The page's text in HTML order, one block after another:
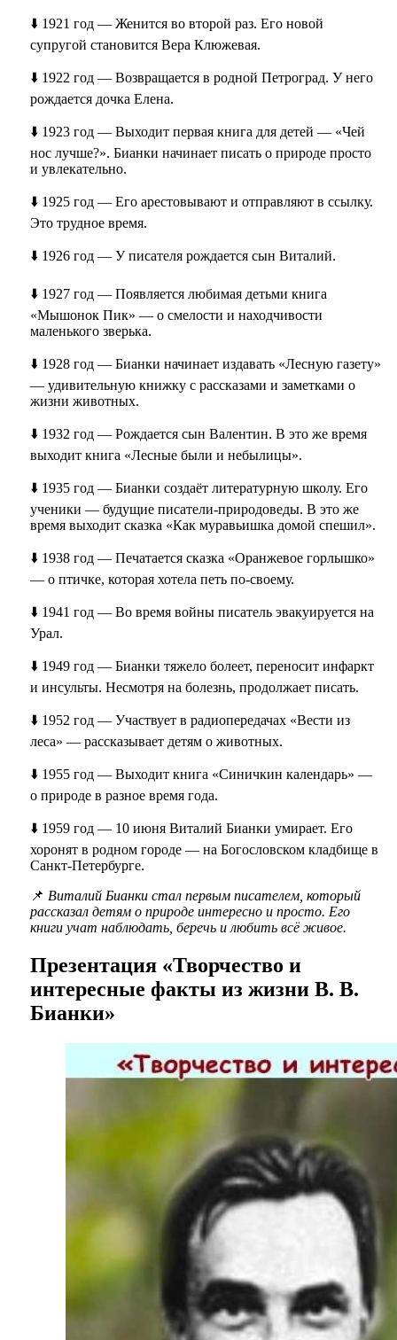
⬇️ 1921 год — Женится во второй раз. Его новой
супругой становится Вера Клюжевая.
⬇️ 1922 год — Возвращается в родной Петроград. У него
рождается дочка Елена.
⬇️ 1923 год — Выходит первая книга для детей — «Чей
нос лучше?». Бианки начинает писать о природе просто
и увлекательно.
⬇️ 1925 год — Его арестовывают и отправляют в ссылку.
Это трудное время.
⬇️ 1926 год — У писателя рождается сын Виталий.
⬇️ 1927 год — Появляется любимая детьми книга
«Мышонок Пик» — о смелости и находчивости
маленького зверька.
⬇️ 1928 год — Бианки начинает издавать «Лесную газету»
— удивительную книжку с рассказами и заметками о
жизни животных.
⬇️ 1932 год — Рождается сын Валентин. В это же время
выходит книга «Лесные были и небылицы».
⬇️ 1935 год — Бианки создаёт литературную школу. Его
ученики — будущие писатели-природоведы. В это же
время выходит сказка «Как муравьишка домой спешил».
⬇️ 1938 год — Печатается сказка «Оранжевое горлышко»
— о птичке, которая хотела петь по-своему.
⬇️ 1941 год — Во время войны писатель эвакуируется на
Урал.
⬇️ 1949 год — Бианки тяжело болеет, переносит инфаркт
и инсульты. Несмотря на болезнь, продолжает писать.
⬇️ 1952 год — Участвует в радиопередачах «Вести из
леса» — рассказывает детям о животных.
⬇️ 1955 год — Выходит книга «Синичкин календарь» —
о природе в разное время года.
⬇️ 1959 год — 10 июня Виталий Бианки умирает. Его
хоронят в родном городе — на Богословском кладбище в
Санкт-Петербурге.
📌 Виталий Бианки стал первым писателем, который
рассказал детям о природе интересно и просто. Его
книги учат наблюдать, беречь и любить всё живое.
Презентация «Творчество и
интересные факты из жизни В. В.
Бианки»